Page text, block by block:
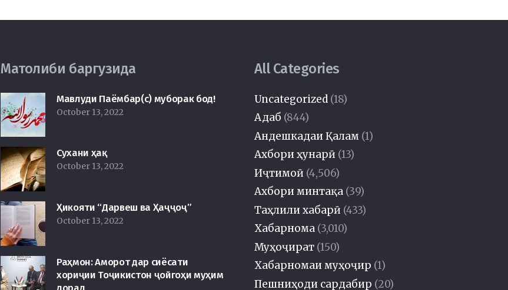
Матолиби баргузида
Мавлуди Паёмбар(с) муборак бод!
October 13, 2022
Сухани ҳақ
October 13, 2022
Ҳикояти “Дарвеш ва Ҳаҷҷоҷ”
October 13, 2022
Раҳмон: Аморот дар сиёсати
хориҷии Тоҷикистон ҷойгоҳи муҳим
All Categories
Uncategorized(18)
Адаб (844)
Андешкадаи Қалам(1)
Ахбори ҳунарӣ (13)
Иҷтимоӣ (4,506)
Ахбори минтақа(39)
Таҳлили хабарӣ (433)
Хабарнома(3,010)
Муҳоҷират(150)
Хабарномаи муҳоҷир (1)
Пешниҳоди сардабир (20)